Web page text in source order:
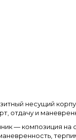
несущий
отдачу и
— композиция на